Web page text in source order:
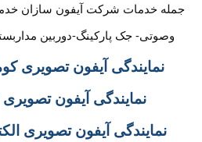
جمله خدمات شرکت آیفون سازان
وصوتی- جک پارکینگ-دوربین
نمایندگی آیفون تصویری
نمایندگی آیفون تصویری
نمایندگی آیفون تصویری